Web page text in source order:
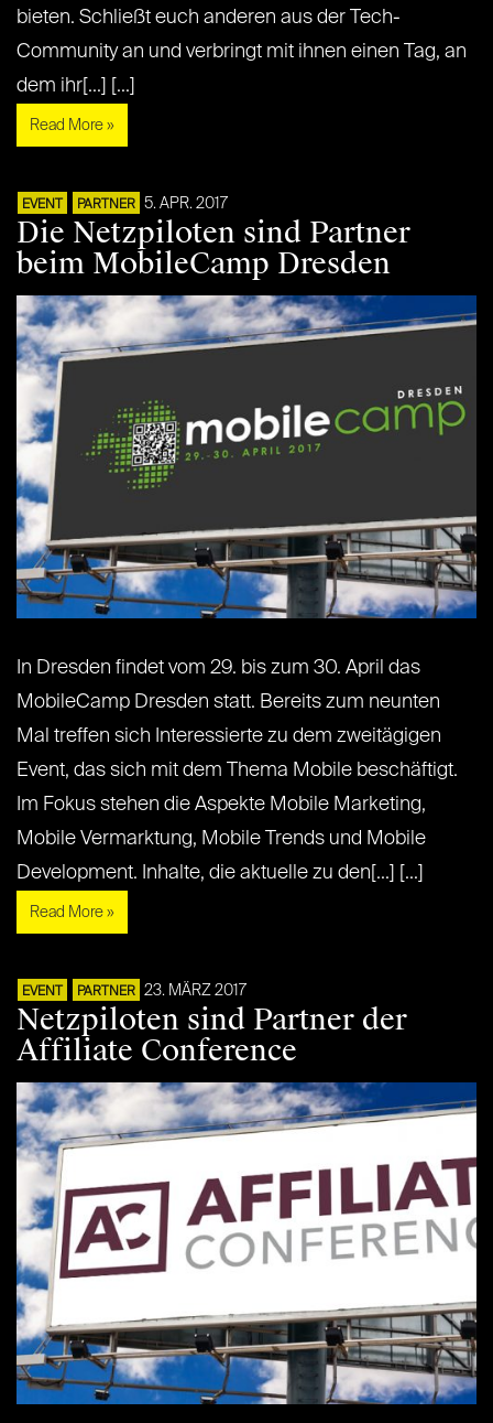
bieten. Schließt euch anderen aus der Tech-
Community an und verbringt mit ihnen einen Tag, an
dem ihr[...] [...]
Read More »
EVENT PARTNER 5. APR. 2017
Die Netzpiloten sind Partner
beim MobileCamp Dresden
In Dresden findet vom 29. bis zum 30. April das
MobileCamp Dresden statt. Bereits zum neunten
Mal treffen sich Interessierte zu dem zweitägigen
Event, das sich mit dem Thema Mobile beschäftigt.
Im Fokus stehen die Aspekte Mobile Marketing,
Mobile Vermarktung, Mobile Trends und Mobile
Development. Inhalte, die aktuelle zu den[...] [...]
Read More »
EVENT PARTNER 23. MÄRZ 2017
Netzpiloten sind Partner der
Affiliate Conference